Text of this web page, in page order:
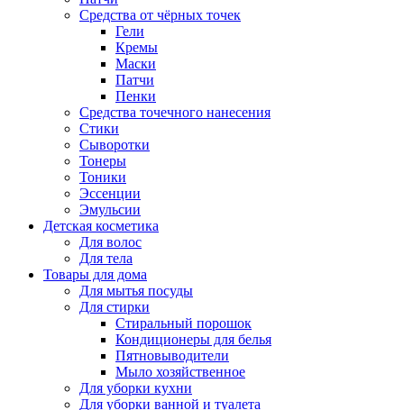
Средства от чёрных точек
Гели
Кремы
Маски
Патчи
Пенки
Средства точечного нанесения
Стики
Сыворотки
Тонеры
Тоники
Эссенции
Эмульсии
Детская косметика
Для волос
Для тела
Товары для дома
Для мытья посуды
Для стирки
Стиральный порошок
Кондиционеры для белья
Пятновыводители
Мыло хозяйственное
Для уборки кухни
Для уборки ванной и туалета